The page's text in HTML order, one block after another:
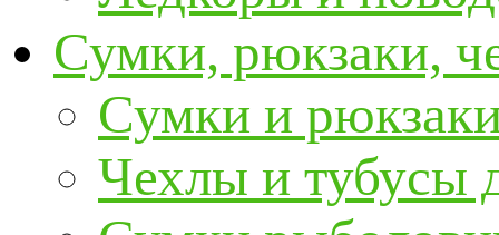
Сумки, рюкзаки,
Сумки и
Чехлы и тубусы